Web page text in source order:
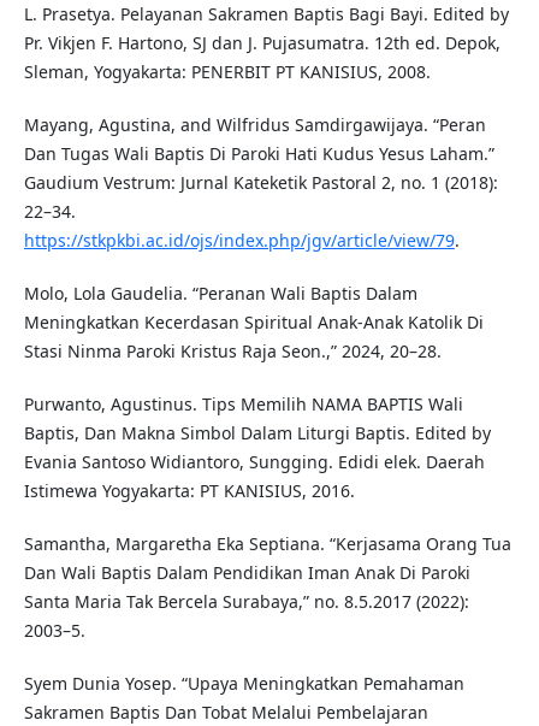
L. Prasetya. Pelayanan Sakramen Baptis Bagi Bayi. Edited by
Pr. Vikjen F. Hartono, SJ dan J. Pujasumatra. 12th ed. Depok,
Sleman, Yogyakarta: PENERBIT PT KANISIUS, 2008.
Mayang, Agustina, and Wilfridus Samdirgawijaya. “Peran
Dan Tugas Wali Baptis Di Paroki Hati Kudus Yesus Laham.”
Gaudium Vestrum: Jurnal Kateketik Pastoral 2, no. 1 (2018):
22–34.
https://stkpkbi.ac.id/ojs/index.php/jgv/article/view/79.
Molo, Lola Gaudelia. “Peranan Wali Baptis Dalam
Meningkatkan Kecerdasan Spiritual Anak-Anak Katolik Di
Stasi Ninma Paroki Kristus Raja Seon.,” 2024, 20–28.
Purwanto, Agustinus. Tips Memilih NAMA BAPTIS Wali
Baptis, Dan Makna Simbol Dalam Liturgi Baptis. Edited by
Evania Santoso Widiantoro, Sungging. Edidi elek. Daerah
Istimewa Yogyakarta: PT KANISIUS, 2016.
Samantha, Margaretha Eka Septiana. “Kerjasama Orang Tua
Dan Wali Baptis Dalam Pendidikan Iman Anak Di Paroki
Santa Maria Tak Bercela Surabaya,” no. 8.5.2017 (2022):
2003–5.
Syem Dunia Yosep. “Upaya Meningkatkan Pemahaman
Sakramen Baptis Dan Tobat Melalui Pembelajaran